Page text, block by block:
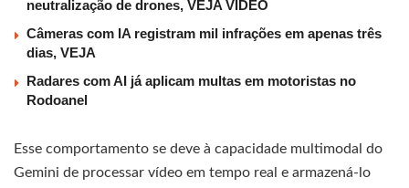
neutralização de drones, VEJA VÍDEO
Câmeras com IA registram mil infrações em apenas três
dias, VEJA
Radares com AI já aplicam multas em motoristas no
Rodoanel
Esse comportamento se deve à capacidade multimodal do
Gemini de processar vídeo em tempo real e armazená-lo